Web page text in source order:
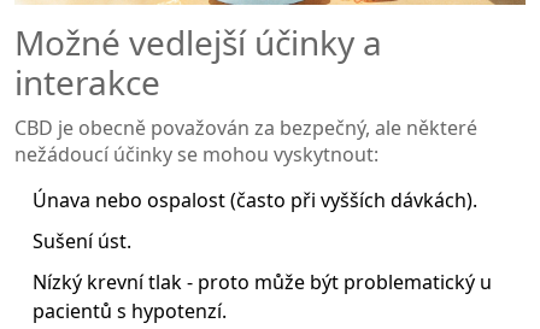
Možné vedlejší účinky a
interakce
CBD je obecně považován za bezpečný, ale některé
nežádoucí účinky se mohou vyskytnout:
Únava nebo ospalost (často při vyšších dávkách).
Sušení úst.
Nízký krevní tlak - proto může být problematický u
pacientů s hypotenzí.